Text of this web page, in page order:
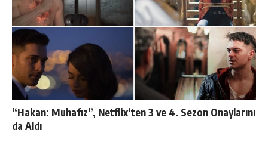
“Hakan: Muhafız”, Netflix’ten 3 ve 4. Sezon Onaylarını
da Aldı